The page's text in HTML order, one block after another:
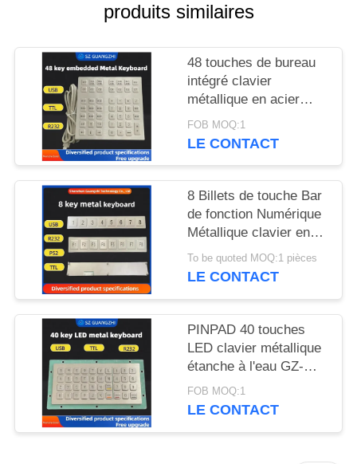
PRIVACY
POLICY
produits similaires
48 touches de bureau
intégré clavier
métallique en acier
inoxydable interface
USB GZ-B035013
FOB MOQ:1
LE CONTACT
8 Billets de touche Bar
de fonction Numérique
Métallique clavier en
acier inoxydable 304
Side Key Pinpad
To be quoted MOQ:1 pièces
LE CONTACT
PINPAD 40 touches
LED clavier métallique
étanche à l'eau GZ-
C001055 R232
interface
FOB MOQ:1
LE CONTACT